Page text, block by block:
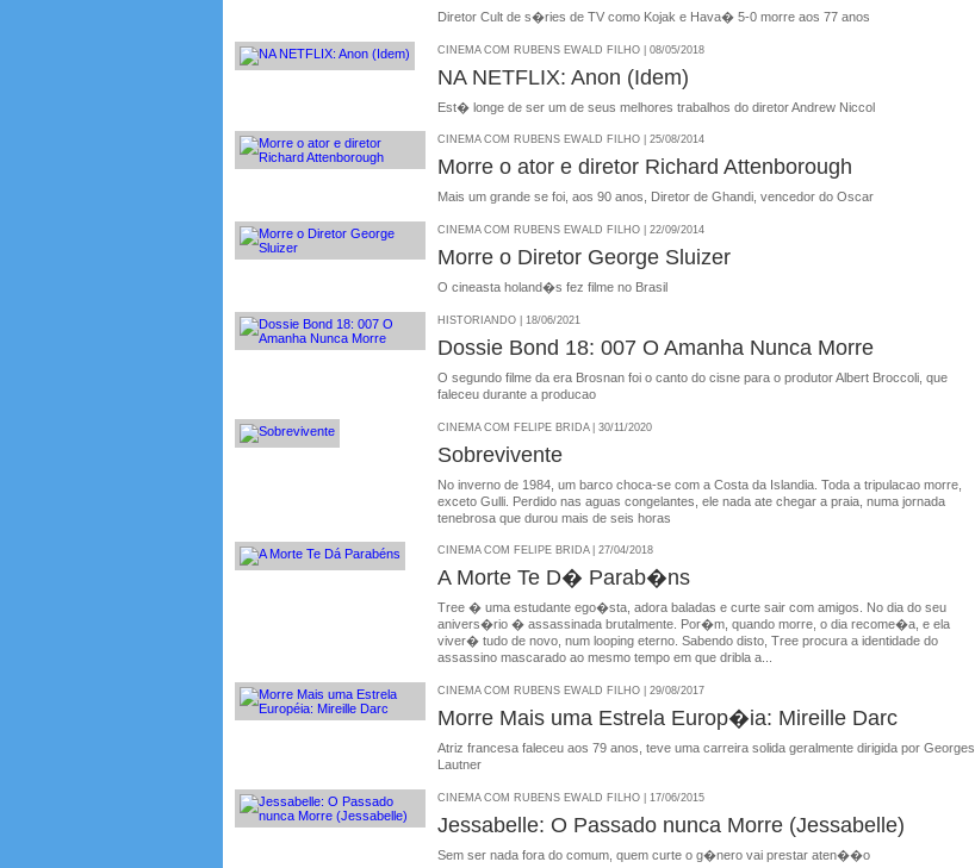
Diretor Cult de s�ries de TV como Kojak e Hava� 5-0 morre aos 77 anos
CINEMA COM RUBENS EWALD FILHO | 08/05/2018
NA NETFLIX: Anon (Idem)
Est� longe de ser um de seus melhores trabalhos do diretor Andrew Niccol
CINEMA COM RUBENS EWALD FILHO | 25/08/2014
Morre o ator e diretor Richard Attenborough
Mais um grande se foi, aos 90 anos, Diretor de Ghandi, vencedor do Oscar
CINEMA COM RUBENS EWALD FILHO | 22/09/2014
Morre o Diretor George Sluizer
O cineasta holand�s fez filme no Brasil
HISTORIANDO | 18/06/2021
Dossie Bond 18: 007 O Amanha Nunca Morre
O segundo filme da era Brosnan foi o canto do cisne para o produtor Albert Broccoli, que
faleceu durante a producao
CINEMA COM FELIPE BRIDA | 30/11/2020
Sobrevivente
No inverno de 1984, um barco choca-se com a Costa da Islandia. Toda a tripulacao morre,
exceto Gulli. Perdido nas aguas congelantes, ele nada ate chegar a praia, numa jornada
tenebrosa que durou mais de seis horas
CINEMA COM FELIPE BRIDA | 27/04/2018
A Morte Te D� Parab�ns
Tree � uma estudante ego�sta, adora baladas e curte sair com amigos. No dia do seu
anivers�rio � assassinada brutalmente. Por�m, quando morre, o dia recome�a, e ela
viver� tudo de novo, num looping eterno. Sabendo disto, Tree procura a identidade do
assassino mascarado ao mesmo tempo em que dribla a...
CINEMA COM RUBENS EWALD FILHO | 29/08/2017
Morre Mais uma Estrela Europ�ia: Mireille Darc
Atriz francesa faleceu aos 79 anos, teve uma carreira solida geralmente dirigida por Georges
Lautner
CINEMA COM RUBENS EWALD FILHO | 17/06/2015
Jessabelle: O Passado nunca Morre (Jessabelle)
Sem ser nada fora do comum, quem curte o g�nero vai prestar aten��o